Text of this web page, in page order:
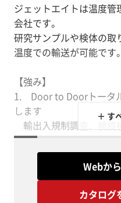
ジェットエイトは温度
会社です。
研究サンプルや検体の取
温度での輸送が可能です。
【強み】
1. Door to Doorトータ
します
輸出入規制調査、検疫
類の作成代行、梱包資
サンプルを弊社にお預
先までお届けいたします
時間や経費を本来の研
＋ す
Webか
カタログ